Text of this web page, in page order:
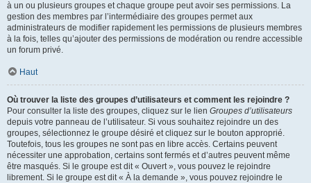
à un ou plusieurs groupes et chaque groupe peut avoir ses permissions. La
gestion des membres par l’intermédiaire des groupes permet aux
administrateurs de modifier rapidement les permissions de plusieurs membres
à la fois, telles qu’ajouter des permissions de modération ou rendre accessible
un forum privé.
Haut
Où trouver la liste des groupes d’utilisateurs et comment les rejoindre ?
Pour consulter la liste des groupes, cliquez sur le lien Groupes d’utilisateurs
depuis votre panneau de l’utilisateur. Si vous souhaitez rejoindre un des
groupes, sélectionnez le groupe désiré et cliquez sur le bouton approprié.
Toutefois, tous les groupes ne sont pas en libre accès. Certains peuvent
nécessiter une approbation, certains sont fermés et d’autres peuvent même
être masqués. Si le groupe est dit « Ouvert », vous pouvez le rejoindre
librement. Si le groupe est dit « À la demande », vous pouvez rejoindre le